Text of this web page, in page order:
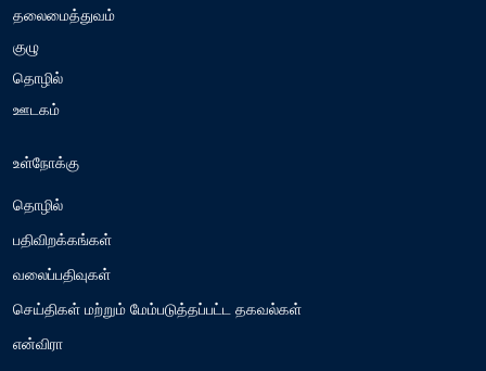
தலைமைத்துவம்
குழு
தொழில்
ஊடகம்
உள்நோக்கு
தொழில்
பதிவிறக்கங்கள்
வலைப்பதிவுகள்
செய்திகள் மற்றும் மேம்படுத்தப்பட்ட தகவல்கள்
என்விரா